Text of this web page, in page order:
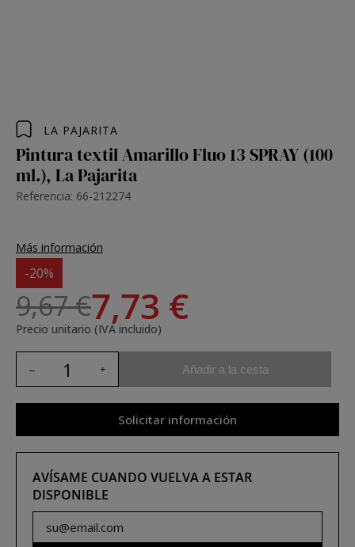
LA PAJARITA
Pintura textil Amarillo Fluo 13 SPRAY (100
ml.), La Pajarita
Referencia: 66-212274
Más información
-20%
9,67 €7,73 €
Precio unitario (IVA incluido)
Añadir a la cesta
Solicitar información
AVÍSAME CUANDO VUELVA A ESTAR
DISPONIBLE